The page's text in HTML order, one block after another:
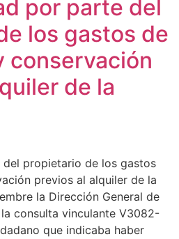
por parte del
los gastos de
conservación
de la
propietario de los gastos
previos al alquiler de la
la Dirección General de
consulta vinculante V3082-
que indicaba haber